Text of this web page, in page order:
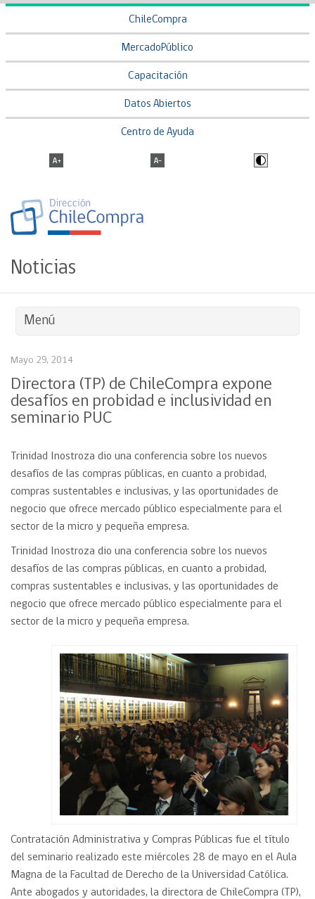
ChileCompra
MercadoPúblico
Capacitación
Datos Abiertos
Centro de Ayuda
Noticias
Menú
Mayo 29, 2014
Directora (TP) de ChileCompra expone
desafíos en probidad e inclusividad en
seminario PUC
Trinidad Inostroza dio una conferencia sobre los nuevos
desafíos de las compras públicas, en cuanto a probidad,
compras sustentables e inclusivas, y las oportunidades de
negocio que ofrece mercado público especialmente para el
sector de la micro y pequeña empresa.
Trinidad Inostroza dio una conferencia sobre los nuevos
desafíos de las compras públicas, en cuanto a probidad,
compras sustentables e inclusivas, y las oportunidades de
negocio que ofrece mercado público especialmente para el
sector de la micro y pequeña empresa.
Contratación Administrativa y Compras Públicas fue el título
del seminario realizado este miércoles 28 de mayo en el Aula
Magna de la Facultad de Derecho de la Universidad Católica.
Ante abogados y autoridades, la directora de ChileCompra (TP),